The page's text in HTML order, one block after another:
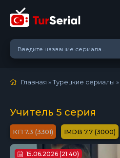
Главная »Турецкие сериалы »
Учитель 5 серия
7.3 (3301) 7.7 (3000)
15.06.2026 (21:40)